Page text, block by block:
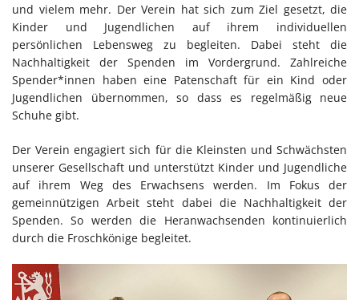
und vielem mehr. Der Verein hat sich zum Ziel gesetzt, die
Kinder und Jugendlichen auf ihrem individuellen
persönlichen Lebensweg zu begleiten. Dabei steht die
Nachhaltigkeit der Spenden im Vordergrund. Zahlreiche
Spender*innen haben eine Patenschaft für ein Kind oder
Jugendlichen übernommen, so dass es regelmäßig neue
Schuhe gibt.
Der Verein engagiert sich für die Kleinsten und Schwächsten
unserer Gesellschaft und unterstützt Kinder und Jugendliche
auf ihrem Weg des Erwachsens werden. Im Fokus der
gemeinnützigen Arbeit steht dabei die Nachhaltigkeit der
Spenden. So werden die Heranwachsenden kontinuierlich
durch die Froschkönige begleitet.